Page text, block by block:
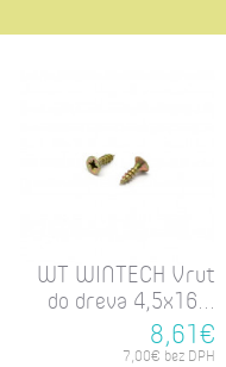
WT WINTECH Vrut
do dreva 4,5x16...
8,61€
7,00€ bez DPH